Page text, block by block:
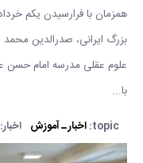
همزمان با فرارسیدن یکم
بزرگ ایرانی، صدرالدین
علوم عقلی مدرسه امام حسن
با...
topic: اخبار ـ آموزش اخبار: